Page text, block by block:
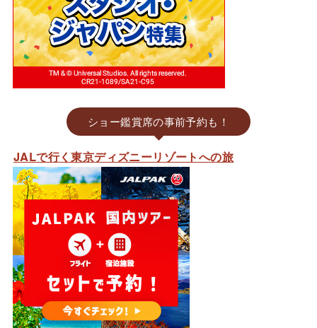
ショー鑑賞席の事前予約も！
JALで行く東京ディズニーリゾートへの旅